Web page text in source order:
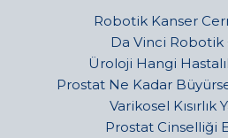
Robotik Kanser
Da Vinci Robotik
Üroloji Hangi
Prostat Ne Kadar
Varikosel Kısırlık
Prostat Cinselliği